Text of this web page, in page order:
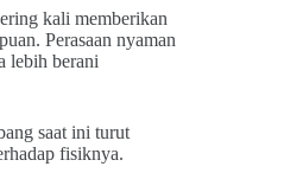
kali memberikan
Perasaan nyaman
lebih berani
saat ini turut
fisiknya.